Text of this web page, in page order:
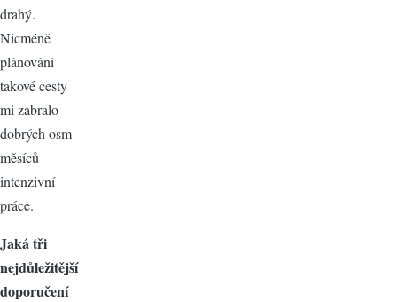
drahý.
Nicméně
plánování
takové cesty
mi zabralo
dobrých osm
měsíců
intenzivní
práce.
Jaká tři
nejdůležitější
doporučení